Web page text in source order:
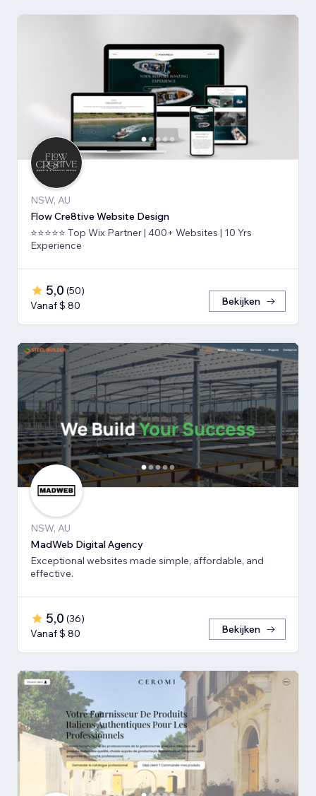
NSW, AU
Flow Cre8tive Website Design
⭐⭐⭐⭐⭐ Top Wix Partner | 400+ Websites | 10 Yrs
Experience
5,0 (50)
Vanaf $ 80
Bekijken
NSW, AU
MadWeb Digital Agency
Exceptional websites made simple, affordable, and
effective.
5,0 (36)
Vanaf $ 80
Bekijken